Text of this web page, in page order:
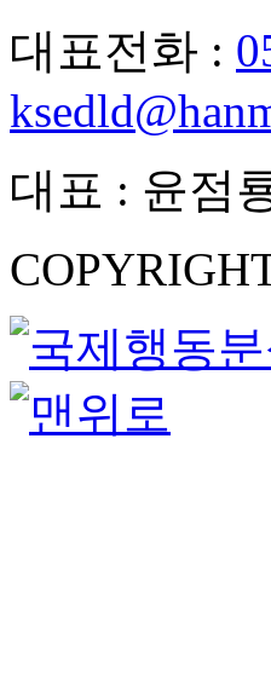
대표전화 :
대표 : 윤점